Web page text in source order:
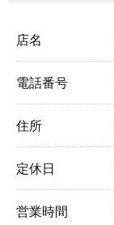
店名
電話番号
住所
定休日
営業時間